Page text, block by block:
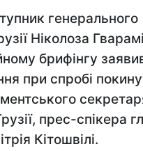
генерального
Нiколоза
брифінгу
при спробі
прес-спікера
Кiтошвілі.